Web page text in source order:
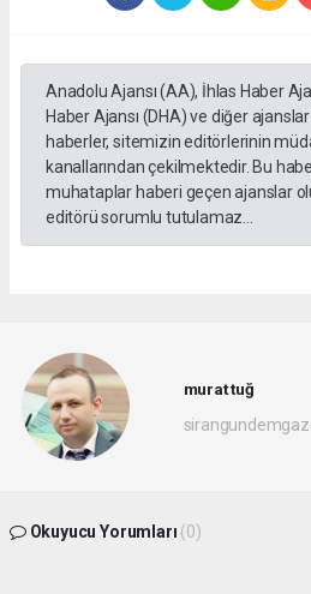
Anadolu Ajansı (AA), İhlas Haber
Haber Ajansı (DHA) ve diğer
haberler, sitemizin editörlerinin
kanallarından çekilmektedir. Bu
muhataplar haberi geçen ajanslar
editörü sorumlu tutulamaz...
murat tuğ
Okuyucu Yorumları (0)